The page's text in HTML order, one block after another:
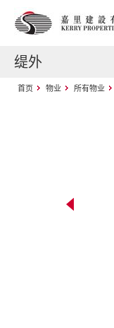
缇外
首页 物业 所有物业